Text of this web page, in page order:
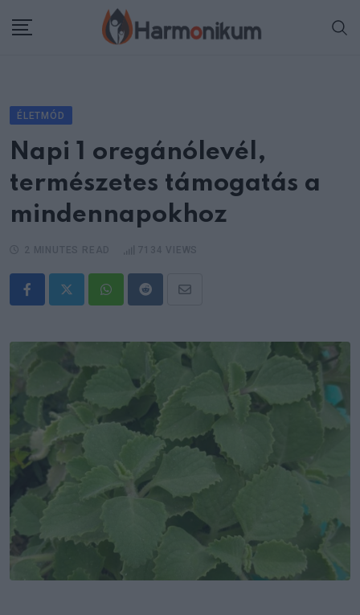
ÉLETMÓD
Napi 1 oregánólevél,
természetes támogatás a
mindennapokhoz
WhatsappRedditShare
Email